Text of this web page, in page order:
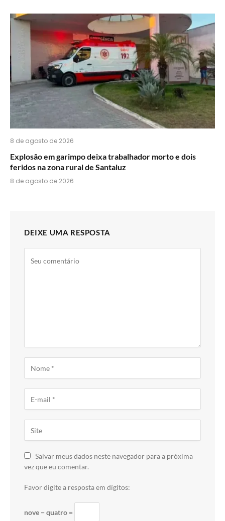
8 de agosto de 2026
Explosão em garimpo deixa trabalhador morto e dois
feridos na zona rural de Santaluz
8 de agosto de 2026
DEIXE UMA RESPOSTA
Salvar meus dados neste navegador para a próxima
vez que eu comentar.
Favor digite a resposta em dígitos:
nove − quatro =